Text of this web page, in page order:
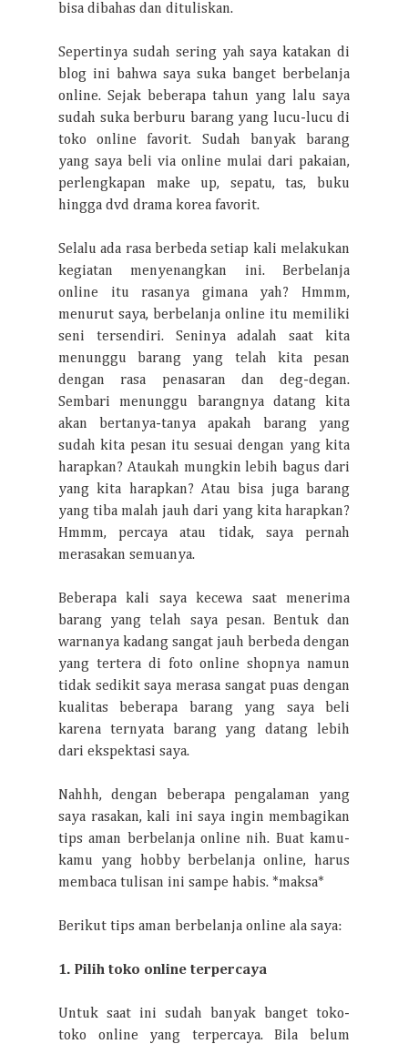
bisa dibahas dan dituliskan.
Sepertinya sudah sering yah saya katakan di
blog ini bahwa saya suka banget berbelanja
online. Sejak beberapa tahun yang lalu saya
sudah suka berburu barang yang lucu-lucu di
toko online favorit. Sudah banyak barang
yang saya beli via online mulai dari pakaian,
perlengkapan make up, sepatu, tas, buku
hingga dvd drama korea favorit.
Selalu ada rasa berbeda setiap kali melakukan
kegiatan menyenangkan ini. Berbelanja
online itu rasanya gimana yah? Hmmm,
menurut saya, berbelanja online itu memiliki
seni tersendiri. Seninya adalah saat kita
menunggu barang yang telah kita pesan
dengan rasa penasaran dan deg-degan.
Sembari menunggu barangnya datang kita
akan bertanya-tanya apakah barang yang
sudah kita pesan itu sesuai dengan yang kita
harapkan? Ataukah mungkin lebih bagus dari
yang kita harapkan? Atau bisa juga barang
yang tiba malah jauh dari yang kita harapkan?
Hmmm, percaya atau tidak, saya pernah
merasakan semuanya.
Beberapa kali saya kecewa saat menerima
barang yang telah saya pesan. Bentuk dan
warnanya kadang sangat jauh berbeda dengan
yang tertera di foto online shopnya namun
tidak sedikit saya merasa sangat puas dengan
kualitas beberapa barang yang saya beli
karena ternyata barang yang datang lebih
dari ekspektasi saya.
Nahhh, dengan beberapa pengalaman yang
saya rasakan, kali ini saya ingin membagikan
tips aman berbelanja online nih. Buat kamu-
kamu yang hobby berbelanja online, harus
membaca tulisan ini sampe habis. *maksa*
Berikut tips aman berbelanja online ala saya:
1. Pilih toko online terpercaya
Untuk saat ini sudah banyak banget toko-
toko online yang terpercaya. Bila belum